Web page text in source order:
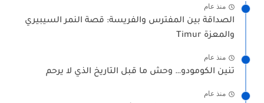
منذ عام
الصداقة بين المفترس والفريسة: قصة النمر السيبيري
والمعزة Timur
منذ عام
تنين الكومودو… وحش ما قبل التاريخ الذي لا يرحم
منذ عام